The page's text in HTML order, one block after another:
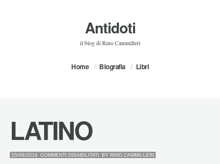
Antidoti
il blog di Rino Cammilleri
Home Biografia Libri
LATINO
15/08/2016 COMMENTI DISABILITATI SU
BY RINO.CAMMILLERI